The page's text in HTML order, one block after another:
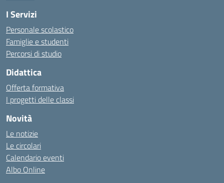
I Servizi
Personale scolastico
Famiglie e studenti
Percorsi di studio
Didattica
Offerta formativa
I progetti delle classi
Novità
Le notizie
Le circolari
Calendario eventi
Albo Online